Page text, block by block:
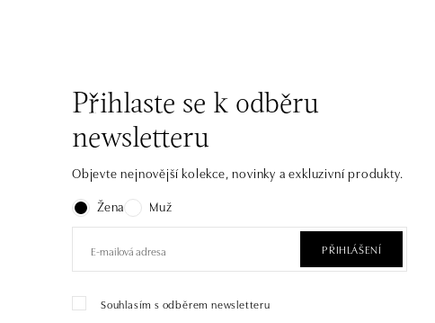
Přihlaste se k odběru
newsletteru
Objevte nejnovější kolekce, novinky a exkluzivní produkty.
Žena
Muž
PŘIHLÁŠENÍ
Souhlasím s odběrem newsletteru